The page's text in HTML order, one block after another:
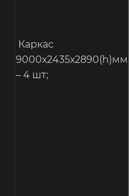
Каркас
9000х2435х2890(h)мм
– 4 шт;